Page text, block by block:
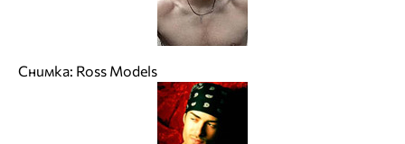
Снимка: Ross Models